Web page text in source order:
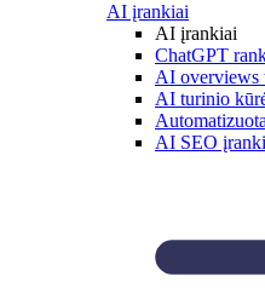
AI įrankiai
AI įrankiai
ChatGPT
AI overviews
AI turinio
AI SEO